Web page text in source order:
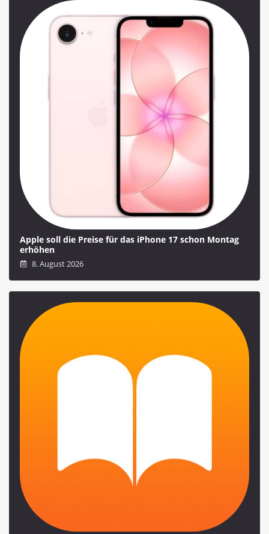
Apple soll die Preise für das iPhone 17 schon Montag
erhöhen
8. August 2026